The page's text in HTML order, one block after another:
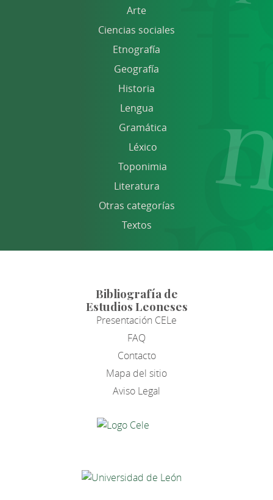
Arte
Ciencias sociales
Etnografía
Geografía
Historia
Lengua
Gramática
Léxico
Toponimia
Literatura
Otras categorías
Textos
Bibliografía de
Estudios Leoneses
Presentación CELe
FAQ
Contacto
Mapa del sitio
Aviso Legal